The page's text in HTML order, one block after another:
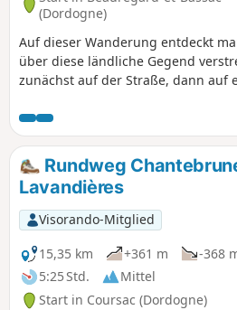
(Dordogne)
Auf dieser Wanderung entdeckt
über diese ländliche Gegend
zunächst auf der Straße, dann auf
wandert zwischen Weilern,
hindurch. Die Strecke ist mit dem
Rundweg
Lavandières
Visorando-Mitglied
15,35 km
+361 m
-368
5:25 Std.
Mittel
Start in Coursac (Dordogne)